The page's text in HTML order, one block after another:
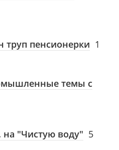
труп пенсионерки 1
темы с
"Чистую воду" 5